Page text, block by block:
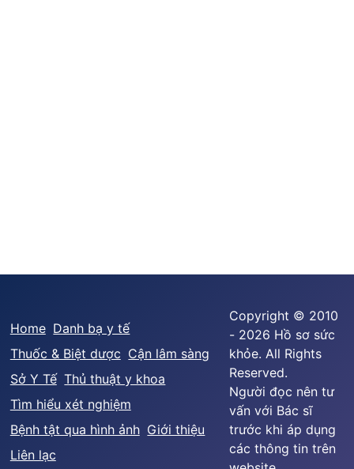
Home Danh bạ y tế
Thuốc & Biệt dược Cận lâm sàng
Sở Y Tế Thủ thuật y khoa
Tìm hiểu xét nghiệm
Bệnh tật qua hình ảnh Giới thiệu
Liên lạc
Copyright © 2010
- 2026 Hồ sơ sức
khỏe. All Rights
Reserved.
Người đọc nên tư
vấn với Bác sĩ
trước khi áp dụng
các thông tin trên